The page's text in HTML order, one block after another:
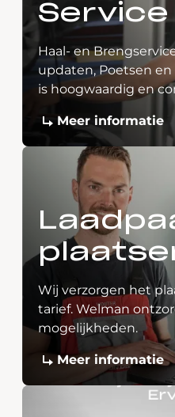
Service
Haal- en
updaten, Poetsen en
is hoogwaardig en
Meer informatie
Wij verzorgen het
tarief. Welman
mogelijkheden.
Meer informatie